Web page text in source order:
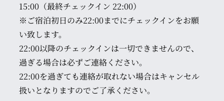
15:00（最終チェックイン 22:00）
※ご宿泊初日のみ22:00までにチェックインをお願
い致します。
22:00以降のチェックインは一切できませんので、
過ぎる場合は必ずご連絡ください。
22:00を過ぎても連絡が取れない場合はキャンセル
扱いとなりますのでご了承ください。